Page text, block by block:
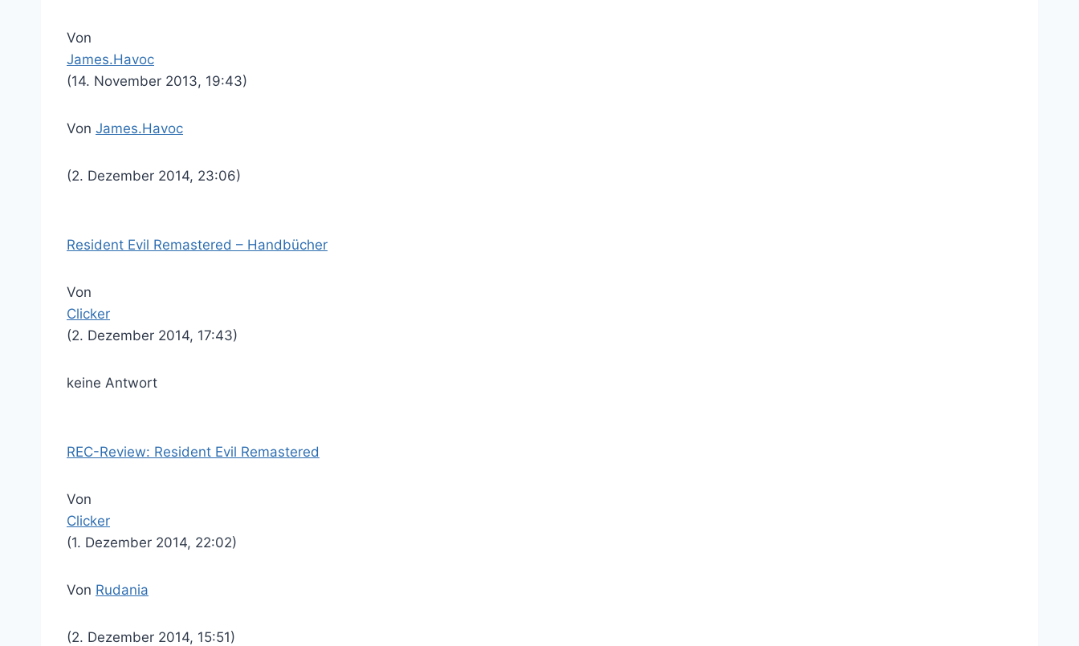
Von
James.Havoc
(14. November 2013, 19:43)
Von James.Havoc
(2. Dezember 2014, 23:06)
Resident Evil Remastered – Handbücher
Von
Clicker
(2. Dezember 2014, 17:43)
keine Antwort
REC-Review: Resident Evil Remastered
Von
Clicker
(1. Dezember 2014, 22:02)
Von Rudania
(2. Dezember 2014, 15:51)